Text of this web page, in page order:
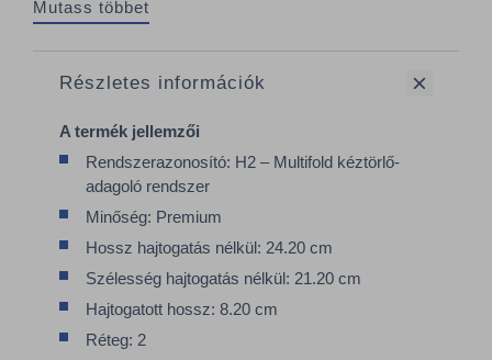
Mutass többet
Részletes információk
A termék jellemzői
Rendszerazonosító: H2 – Multifold kéztörlő-
adagoló rendszer
Minőség: Premium
Hossz hajtogatás nélkül: 24.20 cm
Szélesség hajtogatás nélkül: 21.20 cm
Hajtogatott hossz: 8.20 cm
Réteg: 2